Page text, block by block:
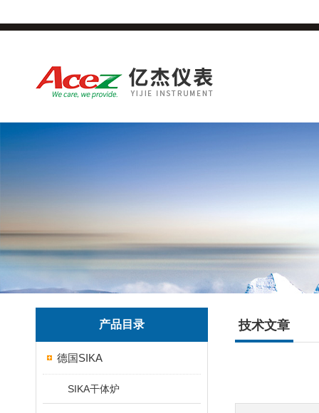
产品目录
德国SIKA
SIKA干体炉
技术文章